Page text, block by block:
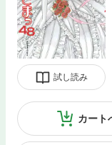
試し読み
カート